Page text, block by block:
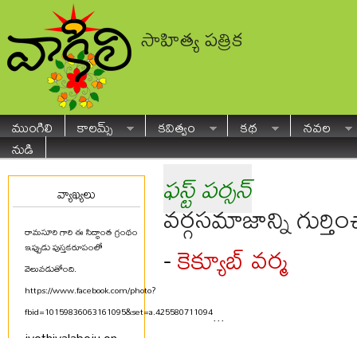
సాహిత్య పత్రిక
ముంగిలి కాలమ్స్ కవిత్వం కథ
నవల
నుడి
వ్యాఖ్యలు
రామసూరి గారి ఈ సిద్ధాంత గ్రంథం
ఇప్పుడు పుస్తకరూపంలో
వెలువడుతోంది.
https://www.facebook.com/photo?
fbid=10159836063161095&set=a.425580711094...
ఫస్ట్ పర్సన్
వర్గసమాజాన్ని
-కెక్యూబ్ వర్మ